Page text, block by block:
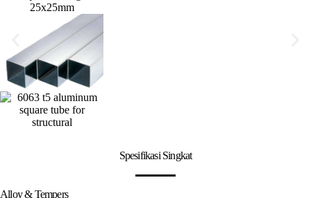
Spesifikasi Singkat
Alloy & Tempers